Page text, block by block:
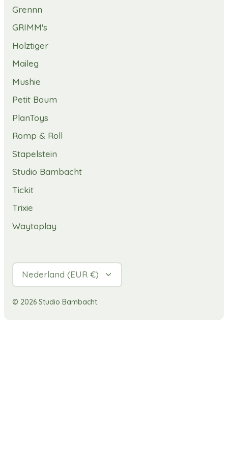
Grennn
GRIMM's
Holztiger
Maileg
Mushie
Petit Boum
PlanToys
Romp & Roll
Stapelstein
Studio Bambacht
Tickit
Trixie
Waytoplay
Valuta
Nederland (EUR €)
© 2026 Studio Bambacht